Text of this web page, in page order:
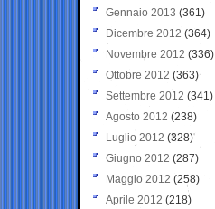
Gennaio 2013 (361)
Dicembre 2012 (364)
Novembre 2012 (336)
Ottobre 2012 (363)
Settembre 2012 (341)
Agosto 2012 (238)
Luglio 2012 (328)
Giugno 2012 (287)
Maggio 2012 (258)
Aprile 2012 (218)